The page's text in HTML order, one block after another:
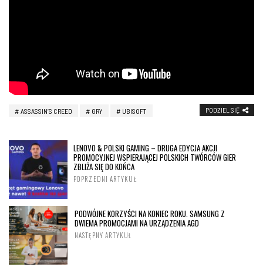
ASSASSIN’S CREED GRY UBISOFT PODZIEL SIĘ
LENOVO & POLSKI GAMING – DRUGA EDYCJA AKCJI
PROMOCYJNEJ WSPIERAJĄCEJ POLSKICH TWÓRCÓW GIER
ZBLIŻA SIĘ DO KOŃCA
POPRZEDNI ARTYKUŁ
PODWÓJNE KORZYŚCI NA KONIEC ROKU. SAMSUNG Z
DWIEMA PROMOCJAMI NA URZĄDZENIA AGD
NASTĘPNY ARTYKUŁ